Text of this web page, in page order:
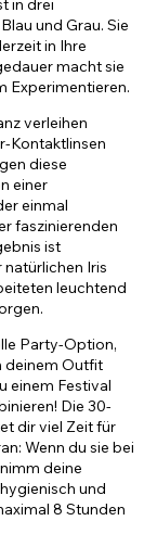
in drei
und Grau. Sie
in Ihre
macht sie
Experimentieren.
verleihen
Kontaktlinsen
diese
einer
einmal
faszinierenden
ist
Iris
leuchtend
Party-Option,
deinem Outfit
einem Festival
Die 30-
dir viel Zeit für
Wenn du sie bei
deine
und
8 Stunden